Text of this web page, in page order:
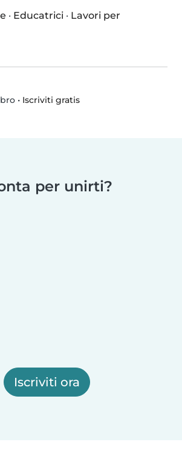
· Educatrici · Lavori per
• Iscriviti gratis
per unirti?
Iscriviti ora